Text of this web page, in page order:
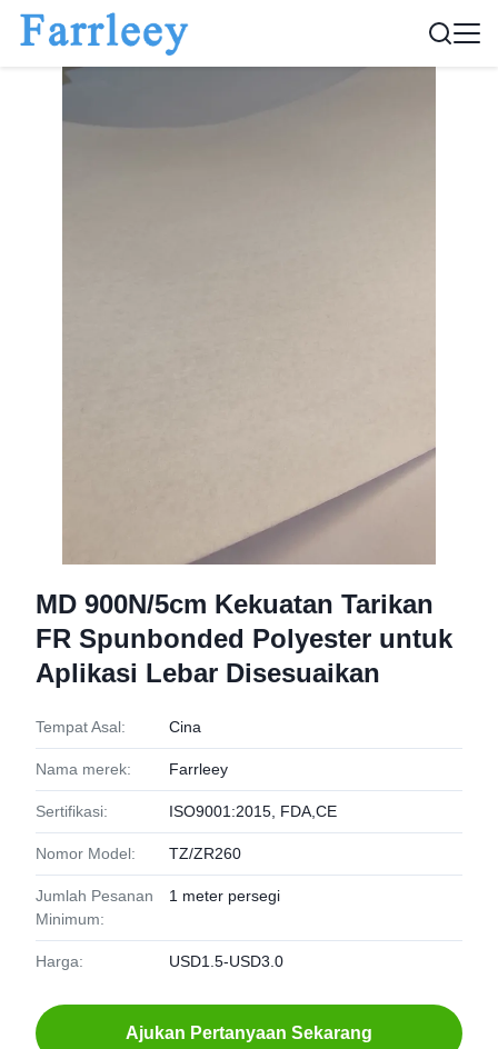
MD 900N/5cm Kekuatan Tarikan
FR Spunbonded Polyester untuk
Aplikasi Lebar Disesuaikan
Tempat Asal: Cina
Nama merek: Farrleey
Sertifikasi: ISO9001:2015, FDA,CE
Nomor Model: TZ/ZR260
Jumlah Pesanan
Minimum:
1 meter persegi
Harga: USD1.5-USD3.0
Ajukan Pertanyaan Sekarang